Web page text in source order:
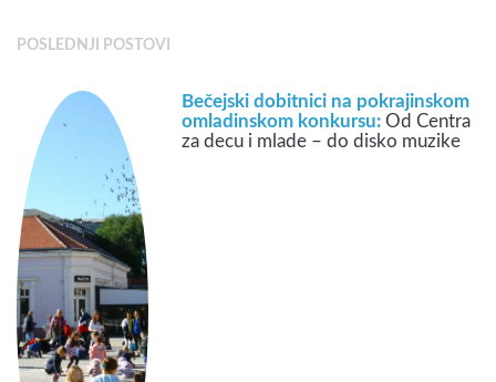
POSLEDNJI POSTOVI
Bečejski dobitnici na pokrajinskom
omladinskom konkursu:Od Centra
za decu i mlade – do disko muzike